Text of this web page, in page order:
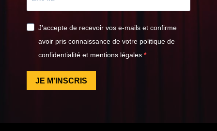
J'accepte de recevoir vos e-mails et confirme
avoir pris connaissance de votre politique de
confidentialité et mentions légales.
JE M'INSCRIS